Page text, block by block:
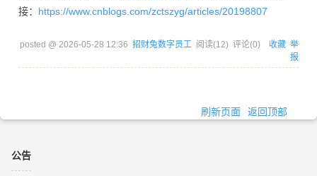
接： https://www.cnblogs.com/zctszyg/articles/20198807
posted @ 2026-05-28 12:36 招财兔数字员工 阅读(12) 评论(0) 收藏 举
报
刷新页面 返回顶部
公告